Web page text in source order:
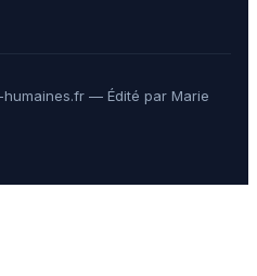
— Édité par Marie